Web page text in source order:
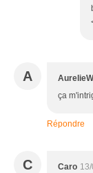
A
ça
Répondre
C Caro